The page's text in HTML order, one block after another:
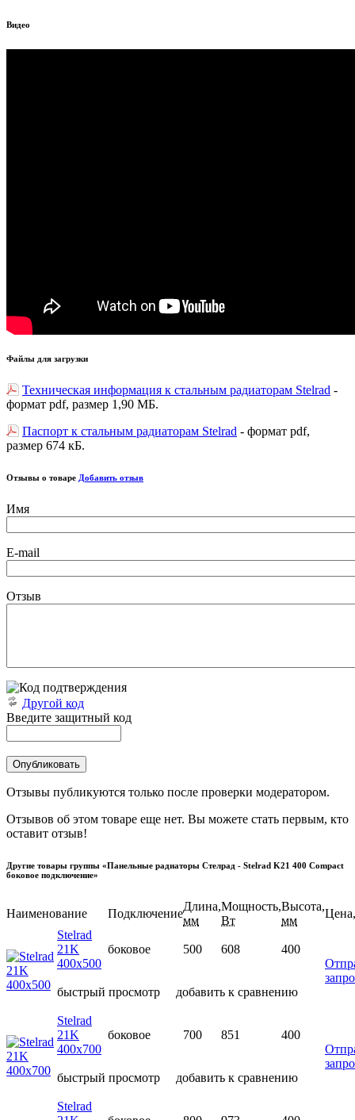
Видео
Файлы для загрузки
Техническая информация к стальным радиаторам Stelrad -
формат pdf, размер 1,90 МБ.
Паспорт к стальным радиаторам Stelrad - формат pdf,
размер 674 кБ.
Отзывы о товаре Добавить отзыв
Имя
E-mail
Отзыв
Другой код
Введите защитный код
Отзывы публикуются только после проверки модератором.
Отзывов об этом товаре еще нет. Вы можете стать первым, кто
оставит отзыв!
Другие товары группы «Панельные радиаторы Стелрад - Stelrad K21 400 Compact
боковое подключение»
Наименование Подключение
Длина,
мм
Мощность,
Вт
Высота,
мм
Stelrad
21K
400х500
боковое 500 608
400
быстрый просмотр
добавить к сравнению
Stelrad
21K
400х700
боковое 700 851
400
быстрый просмотр
добавить к сравнению
Stelrad